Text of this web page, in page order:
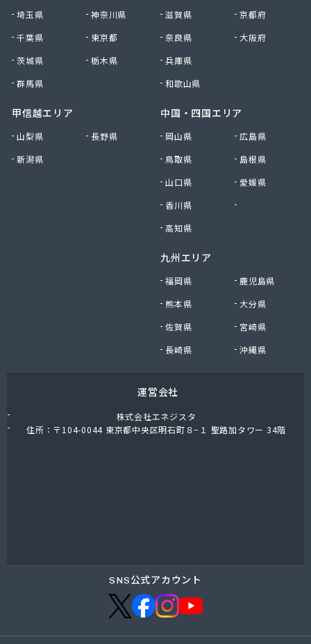
備後ガス販売株式会社
府中米穀プロパンセンター 本部
平田商店
有限会社オートガスユニオン
有限会社ゴヨーガス
有限会社ニシモトヤ
有限会社吉本ガス産業 本社・ガス部
有限会社水国プロパン
有限会社赤木プロパン商会
有限会社綿谷プロパン商会
廣島エルピーガスターミナル株式会社
埼玉県
神奈川県
千葉県
東京都
茨城県
栃木県
群馬県
甲信越エリア
山梨県
長野県
新潟県
滋賀県
京都府
奈良県
大阪府
兵庫県
和歌山県
中国・四国エリア
岡山県
広島県
鳥取県
島根県
山口県
愛媛県
香川県
高知県
九州エリア
福岡県
鹿児島県
熊本県
大分県
佐賀県
宮崎県
長崎県
沖縄県
運営会社
株式会社エネジスタ
住所：〒104-0044 東京都中央区明石町８−１ 聖路加タワー 34階
SNS公式アカウント